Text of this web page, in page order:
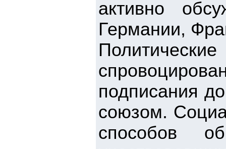
активно
Германии,
подписания
союзом.
способов